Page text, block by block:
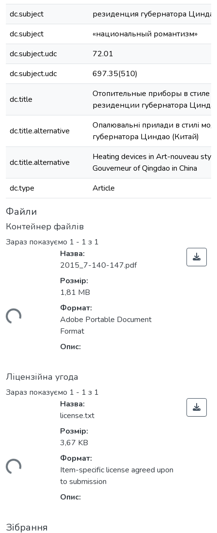
dc.subject
резиденция губернатора
dc.subject
«национальный романтизм»
dc.subject.udc
72.01
dc.subject.udc
697.35(510)
dc.title
Отопительные приборы в стиле
резиденции губернатора
dc.title.alternative
Опалювальні прилади в стилі
губернатора Циндао (Китай)
dc.title.alternative
Heating devices in Art-nouveau
Gouverneur of Qingdao in China
dc.type
Article
Файли
Контейнер файлів
Зараз показуємо 1 - 1 з 1
Назва:
2015_7-140-147.pdf
Розмір:
1,81 MB
Формат:
Adobe Portable Document
Format
Опис:
Ліцензійна угода
Зараз показуємо 1 - 1 з 1
Назва:
license.txt
Розмір:
3,67 KB
Формат:
Item-specific license agreed upon
to submission
Опис:
Зібрання